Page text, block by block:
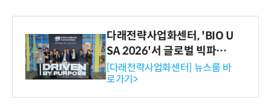
다래전략사업화센터, 'BIO U
SA 2026'서 글로벌 빅파마
와의 비즈니스 미팅 지원…K
-바이오 해외 진출 교두보 확
보
[다래전략사업화센터] 뉴스룸 바
로가기>